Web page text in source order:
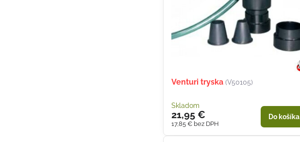
Venturi tryska (V50105)
Skladom
21,95 €
17,85 € bez DPH
Do košíka